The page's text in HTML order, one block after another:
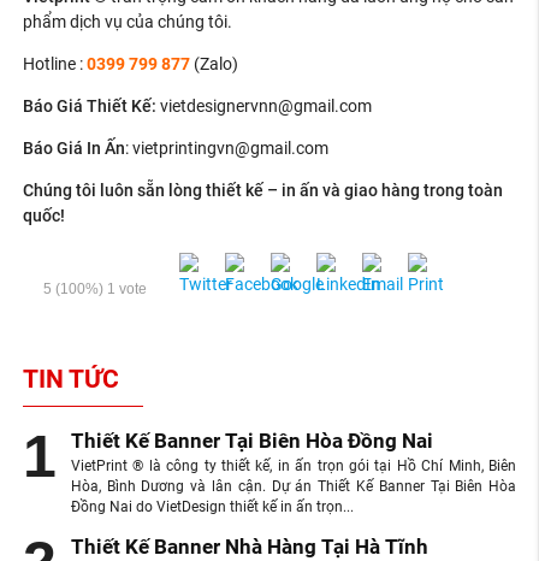
phẩm dịch vụ của chúng tôi.
Hotline :0399 799 877 (Zalo)
Báo Giá Thiết Kế: vietdesignervnn@gmail.com
Báo Giá In Ấn: vietprintingvn@gmail.com
Chúng tôi luôn sẵn lòng thiết kế – in ấn và giao hàng trong toàn
quốc!
5 (100%) 1 vote
TIN TỨC
Thiết Kế Banner Tại Biên Hòa Đồng Nai
VietPrint ® là công ty thiết kế, in ấn trọn gói tại Hồ Chí Minh, Biên
Hòa, Bình Dương và lân cận. Dự án Thiết Kế Banner Tại Biên Hòa
Đồng Nai do VietDesign thiết kế in ấn trọn...
Thiết Kế Banner Nhà Hàng Tại Hà Tĩnh